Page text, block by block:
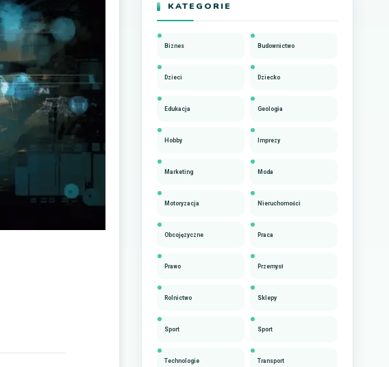
KATEGORIE
Biznes Budownictwo
Dzieci Dziecko
Edukacja Geologia
Hobby Imprezy
Marketing Moda
Motoryzacja Nieruchomości
Obcojęzyczne Praca
Prawo Przemysł
Rolnictwo Sklepy
Sport Sport
Technologie Transport